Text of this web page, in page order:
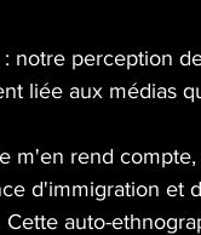
notre perception
liée aux médias
m'en rend
d'immigration et
auto-